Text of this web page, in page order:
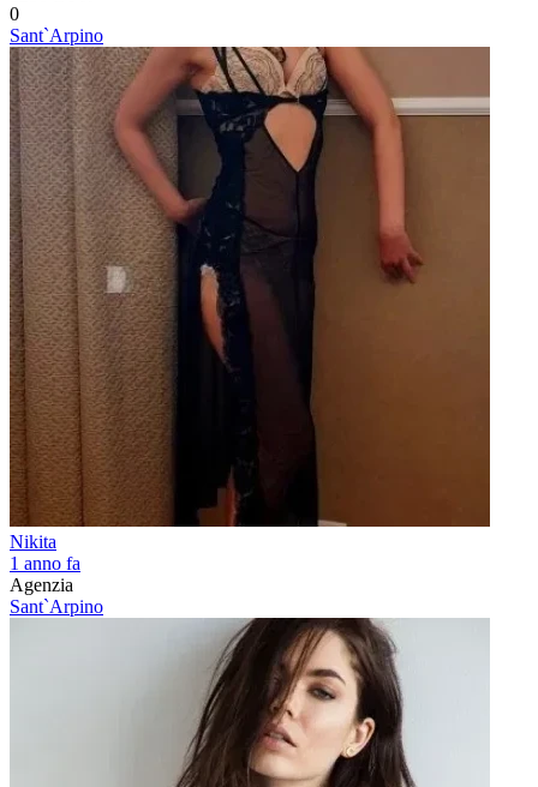
0
Sant`Arpino
Nikita
1 anno fa
Agenzia
Sant`Arpino